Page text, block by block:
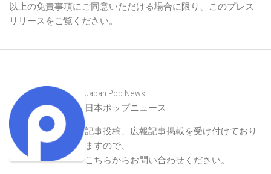
以上の免責事項にご同意いただける場合に限り、このプレス
リリースをご覧ください。
Japan Pop News
日本ポップニュース
記事投稿、広報記事掲載を受け付けており
ますので、
こちらからお問い合わせください。